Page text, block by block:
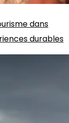
dans
durables